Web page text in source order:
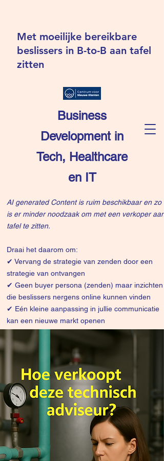
Business
Development in
Tech, Healthcare
en IT
Met moeilijke bereikbare
beslissers in B-to-B aan tafel
zitten
AI generated Content is ruim beschikbaar en zo
is er minder noodzaak om met een verkoper aan
tafel te zitten.
Draai het daarom om:
✔ Vervang de strategie van zenden door een
strategie van ontvangen
✔ Geen buyer persona (zenden) maar inzichten
die beslissers nergens online kunnen vinden
✔ Eén kleine aanpassing in jullie communicatie
kan een nieuwe markt openen